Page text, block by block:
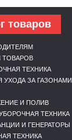
товаров
ТОВАРОВ
ТЕХНИКА
УХОДА ЗА ГАЗОНАМИ
И ПОЛИВ
ТЕХНИКА
И ГЕНЕРАТОРЫ
ТЕХНИКА